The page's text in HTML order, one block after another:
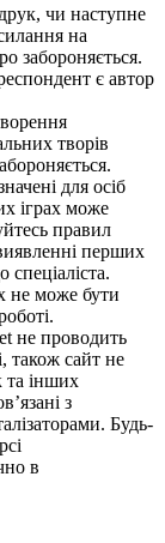
чи наступне
на
забороняється.
є автор
творів
для осіб
іграх може
правил
перших
спеціаліста.
не може бути
не проводить
також сайт не
та інших
з
Будь-
в